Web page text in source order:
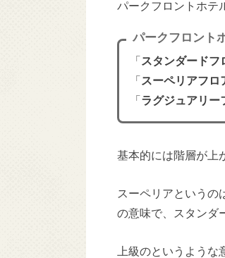
パークフロントホテ
パークフロント
「 スタンダードフ
「 スーペリアフロ
「 ラグジュアリー
基本的には階層が上
スーペリアというの
の意味で、スタンダ
上級のというような